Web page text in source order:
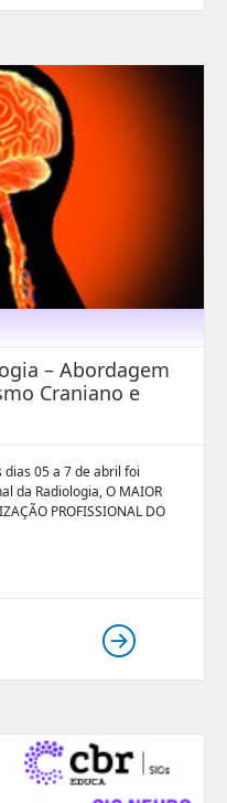
– Abordagem
Craniano e
dias 05 a 7 de abril foi
da Radiologia, O MAIOR
PROFISSIONAL DO